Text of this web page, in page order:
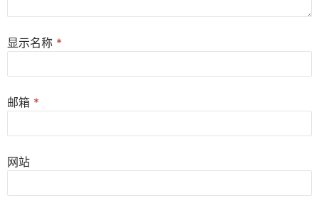
显示名称 *
邮箱 *
网站